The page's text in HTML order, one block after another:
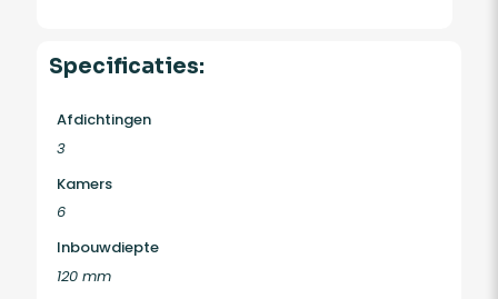
Specificaties:
Afdichtingen
3
Kamers
6
Inbouwdiepte
120 mm